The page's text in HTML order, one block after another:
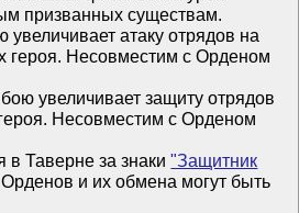
призванных существам.
увеличивает атаку отрядов на
героя. Несовместим с Орденом
увеличивает защиту отрядов
Несовместим с Орденом
Таверне за знаки"Защитник
и их обмена могут быть